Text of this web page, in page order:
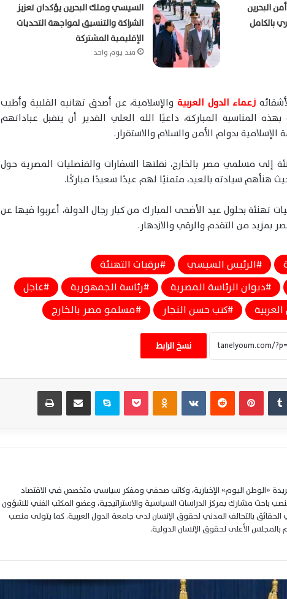
البحرين
بالكامل
السيسي وملك البحرين يؤكدان تعزيز
الشراكة والتنسيق لمواجهة التحديات
الإقليمية المشتركة
منذ يوم واحد
زعماء الدول العربية والإسلامية، عن أصدق تهانيه القلبية وأطيب
المناسبة المباركة، داعيًا الله العلي القدير أن يتقبل عباداتهم
بدوام الأمن والسلام والاستقرار.
إلى مسلمي مصر بالخارج، نقلتها السفارات والقنصليات المصرية حول
هنأهم سيادته بالعيد، متمنيًا لهم عيدًا سعيدًا مباركًا.
تهنئة بحلول عيد الأضحى المبارك من كبار رجال الدولة، أعربوا فيها عن
بمزيد من التقدم والرقي والازدهار.
الرئيس السيسي
برقيات التهنئة
ديوان الرئاسة المصرية رئاسة الجمهورية
عاجل
كتب حسن النجار مسلمو مصر بالخارج
نسخ الرابط
بينتيريست ‏VKontakte سكايب مشاركة عبر البريد
«الوطن اليوم» الإخبارية، وكاتب صحفي ومفكر سياسي متخصص في الاقتصاد
باحث مشارك بمركز الدراسات السياسية والاستراتيجية، وعضو المكتب الفني للشؤون
بالتحالف المدني لحقوق الإنسان لدى جامعة الدول العربية. كما يتولى منصب
بالمجلس الأعلى لحقوق الإنسان الدولية.
السيسي يستقبل رئيس مدغشقر اليوم لبحث
تعزيز التعاون والقضايا الإقليمية المشتركة
الرئيس السيسي يؤكد تضامن مصر مع تونس
المشتركة
اعتبارًا من اليوم الثلاثاء.. قانون إعادة تنظيم
السيسي يتابع خطط تطوير التعليم قبل
الجامعي والفني استعدادًا للعام الدراسي
تمويل منظومة التأمين الصحي الشامل في